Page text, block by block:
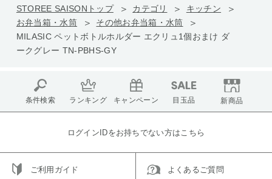
STOREE SAISONトップ カテゴリ
キッチン
お弁当箱・水筒
その他お弁当箱・水筒
MILASIC ペットボトルホルダー エクリュ1個おまけ ダ
ークグレー TN-PBHS-GY
条件検索 ランキング キャンペーン 目玉品 新商品
ログインIDをお持ちでない方はこちら
ご利用ガイド よくあるご質問